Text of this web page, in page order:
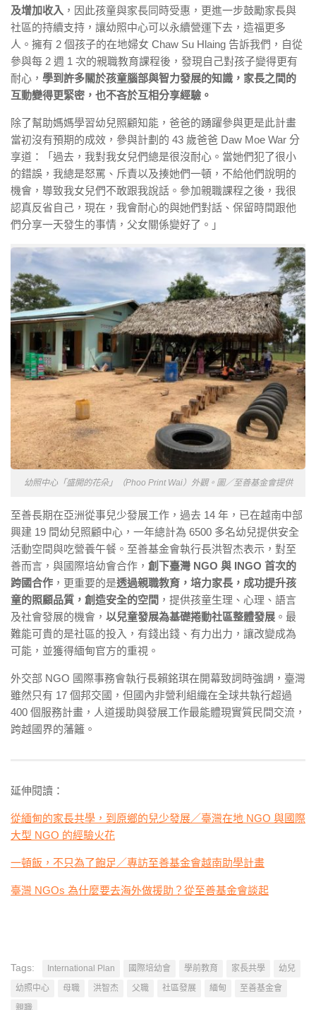
及增加收入 ，因此孩童與家長同時受惠，更進一步鼓勵家長與
社區的持續支持，讓幼照中心可以永續營運下去，造福更多
人。擁有 2 個孩子的在地婦女 Chaw Su Hlaing 告訴我們，自從
參與每 2 週 1 次的親職教育課程後，發現自己對孩子變得更有
耐心， 學到許多關於孩童腦部與智力發展的知識，家長之間的
互動變得更緊密，也不吝於互相分享經驗。
除了幫助媽媽學習幼兒照顧知能，爸爸的踴躍參與更是此計畫
當初沒有預期的成效，參與計劃的 43 歲爸爸 Daw Moe War 分
享道：「過去，我對我女兒們總是很沒耐心。當她們犯了很小
的錯誤，我總是怒罵、斥責以及揍她們一頓，不給他們說明的
機會，導致我女兒們不敢跟我說話。參加親職課程之後，我很
認真反省自己，現在，我會耐心的與她們對話、保留時間跟他
們分享一天發生的事情，父女關係變好了。」
幼照中心「盛開的花朵」（Phoo Print Wai）外觀。圖／至善基金會提供
至善長期在亞洲從事兒少發展工作，過去 14 年，已在越南中部
興建 19 間幼兒照顧中心，一年總計為 6500 多名幼兒提供安全
活動空間與吃營養午餐。至善基金會執行長洪智杰表示，對至
善而言，與國際培幼會合作， 創下臺灣 NGO 與 INGO 首次的
跨國合作 ，更重要的是透過親職教育，培力家長，成功提升孩
童的照顧品質，創造安全的空間 ，提供孩童生理、心理、語言
及社會發展的機會， 以兒童發展為基礎捲動社區整體發展 。最
難能可貴的是社區的投入，有錢出錢、有力出力，讓改變成為
可能，並獲得緬甸官方的重視。
外交部 NGO 國際事務會執行長賴銘琪在開幕致詞時強調，臺灣
雖然只有 17 個邦交國，但國內非營利組織在全球共執行超過
400 個服務計畫，人道援助與發展工作最能體現實質民間交流，
跨越國界的藩籬。
延伸閱讀：
從緬甸的家長共學，到原鄉的兒少發展／臺灣在地 NGO 與國際
大型 NGO 的經驗火花
一頓飯，不只為了飽足／專訪至善基金會越南助學計畫
臺灣 NGOs 為什麼要去海外做援助？從至善基金會談起
Tags: International Plan 國際培幼會 學前教育 家長共學
幼兒
幼照中心
母職 洪智杰 父職 社區發展 緬甸
至善基金會
親職